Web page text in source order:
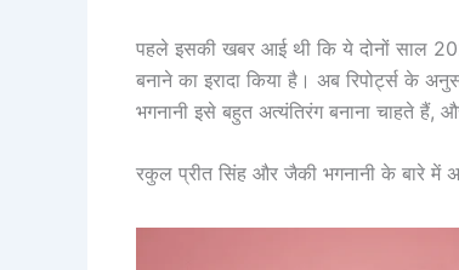
पहले इसकी खबर आई थी कि ये दोनों साल
बनाने का इरादा किया है। अब रिपोर्ट्स के
भगनानी इसे बहुत अत्यंतिरंग बनाना चाहते हैं,
रकुल प्रीत सिंह और जैकी भगनानी के बारे में